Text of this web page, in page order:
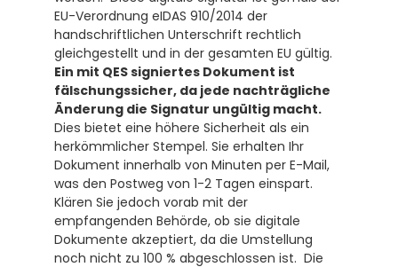
EU-Verordnung eIDAS 910/2014 der
handschriftlichen Unterschrift rechtlich
Ein mit QES signiertes Dokument ist
fälschungssicher, da jede nachträgliche
Änderung die Signatur ungültig macht.
Dies bietet eine höhere Sicherheit als ein
herkömmlicher Stempel. Sie erhalten Ihr
Dokument innerhalb von Minuten per E-Mail,
was den Postweg von 1-2 Tagen einspart.
Klären Sie jedoch vorab mit der
empfangenden Behörde, ob sie digitale
Dokumente akzeptiert, da die Umstellung